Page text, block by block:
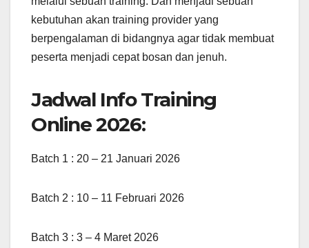
kebutuhan akan training provider yang
berpengalaman di bidangnya agar tidak membuat
peserta menjadi cepat bosan dan jenuh.
Jadwal Info Training
Online 2026:
Batch 1 : 20 – 21 Januari 2026
Batch 2 : 10 – 11 Februari 2026
Batch 3 : 3 – 4 Maret 2026